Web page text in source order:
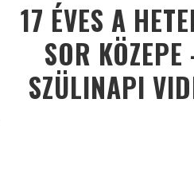
17 ÉVES A
SOR KÖZEPE
SZÜLINAPI